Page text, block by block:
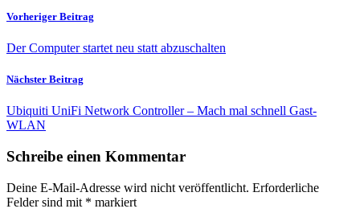
Vorheriger Beitrag
Der Computer startet neu statt abzuschalten
Nächster Beitrag
Ubiquiti UniFi Network Controller – Mach mal schnell Gast-
WLAN
Schreibe einen Kommentar
Deine E-Mail-Adresse wird nicht veröffentlicht. Erforderliche
Felder sind mit * markiert